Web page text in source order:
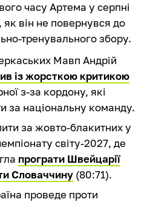
часу Артема у серпні
як він не повернувся до
тренувального збору.
Мавп Андрій
із жорсткою критикою
з-за кордону, які
за національну команду.
за жовто-блакитних у
світу-2027, де
програти Швейцарії
Словаччину (80:71).
проведе проти